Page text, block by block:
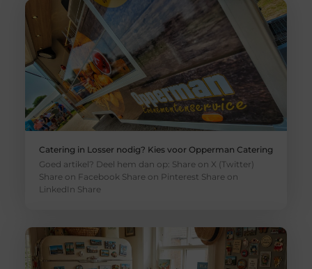
Catering in Losser nodig? Kies voor Opperman Catering
Goed artikel? Deel hem dan op: Share on X (Twitter)
Share on Facebook Share on Pinterest Share on
LinkedIn Share